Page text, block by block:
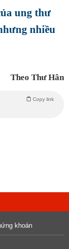
ung thư
nhiều
Theo Thư Hân
Copy link
khoán